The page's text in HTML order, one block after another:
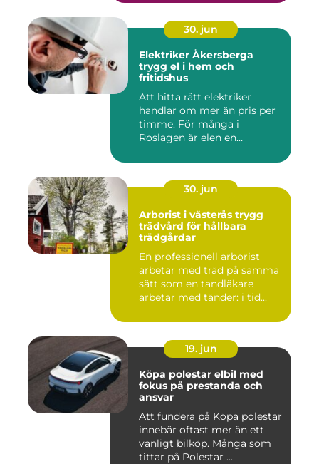
30. jun
Elektriker Åkersberga
trygg el i hem och
fritidshus
Att hitta rätt elektriker
handlar om mer än pris per
timme. För många i
Roslagen är elen en
30. jun
Arborist i västerås trygg
trädvård för hållbara
trädgårdar
En professionell arborist
arbetar med träd på samma
sätt som en tandläkare
arbetar med tänder: i tid...
19. jun
Köpa polestar elbil med
fokus på prestanda och
ansvar
Att fundera på Köpa polestar
innebär oftast mer än ett
vanligt bilköp. Många som
tittar på Polestar ...